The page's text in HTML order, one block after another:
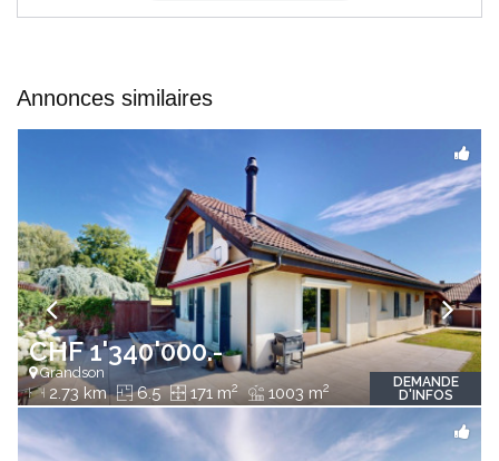
Annonces similaires
CHF 1'340'000.-
Grandson
2.73 km 6.5 171 m2 1003 m2
DEMANDE
D'INFOS